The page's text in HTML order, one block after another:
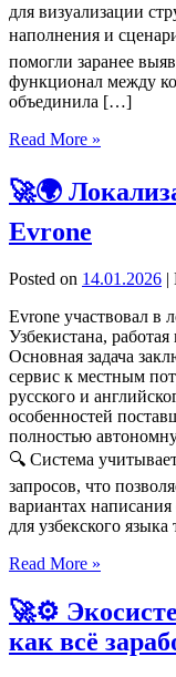
для визуализации
наполнения и
помогли заранее
функционал между
объединила […]
Read More »
🚀🌍
Evrone
Posted on 14.01.2026 |
Evrone участвовал в
Узбекистана,
Основная задача
сервис к местным
русского и
особенностей
полностью
🔍 Система
запросов, что
вариантах
для узбекского
Read More »
🚀⚙️
как всё